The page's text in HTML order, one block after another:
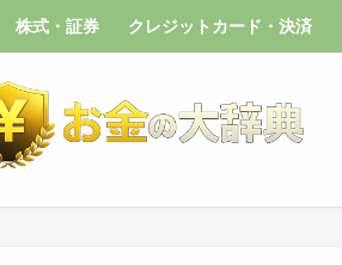
株式・証券 クレジットカード・決済